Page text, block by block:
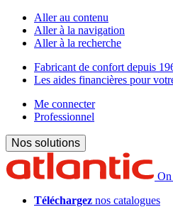
Aller au contenu
Aller à la navigation
Aller à la recherche
Fabricant de confort depuis
Les aides financières pour
Me connecter
Professionnel
Nos solutions
On
Téléchargez nos catalogues